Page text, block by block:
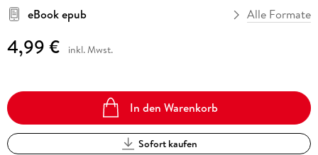
eBook epub
Alle Formate
4,99 € inkl. Mwst.
In den Warenkorb
Sofort kaufen